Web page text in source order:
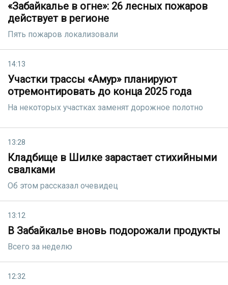
«Забайкалье в огне»: 26 лесных пожаров
действует в регионе
Пять пожаров локализовали
14:13
Участки трассы «Амур» планируют
отремонтировать до конца 2025 года
На некоторых участках заменят дорожное полотно
13:28
Кладбище в Шилке зарастает стихийными
свалками
Об этом рассказал очевидец
13:12
В Забайкалье вновь подорожали продукты
Всего за неделю
12:32